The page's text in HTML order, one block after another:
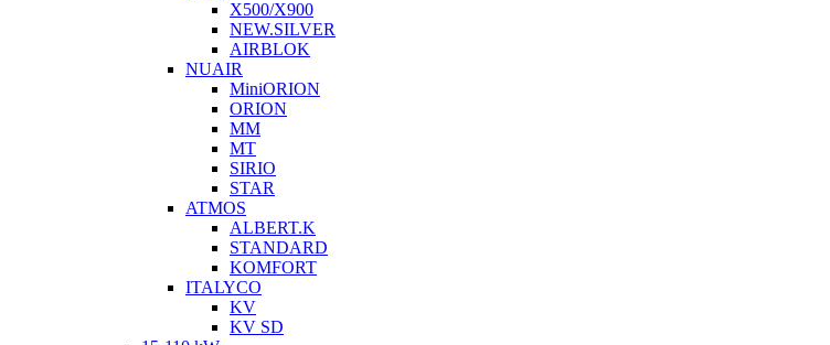
X500/X900
NEW.SILVER
AIRBLOK
NUAIR
MiniORION
ORION
MM
MT
SIRIO
STAR
ATMOS
ALBERT.K
STANDARD
KOMFORT
ITALYCO
KV
KV SD